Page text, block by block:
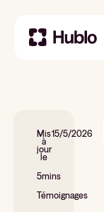
Mis
à
jour
le
15/5/2026
5mins
Témoignages